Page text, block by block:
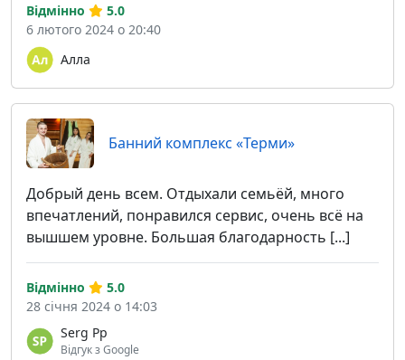
Алла
Відмінно
5.0
6 лютого 2024 о 20:40
Банний комплекс «Терми»
Добрый день всем. Отдыхали семьёй, много
впечатлений, понравился сервис, очень всё на
вышшем уровне. Большая благодарность [...]
Serg Pp
Відгук з Google
Відмінно
5.0
28 січня 2024 о 14:03